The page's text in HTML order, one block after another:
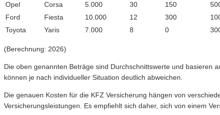
Opel
Corsa 5.000 30 150
Ford
Fiesta 10.000 12 300
Toyota
Yaris 7.000 8 0
(Berechnung: 2026)
Die oben genannten Beträge sind Durchschnittswerte und basieren
können je nach individueller Situation deutlich abweichen.
Die genauen Kosten für die KFZ Versicherung hängen von
Versicherungsleistungen. Es empfiehlt sich daher, sich von einem